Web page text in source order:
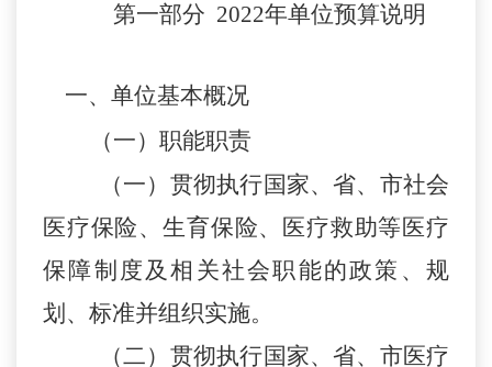
第一部分 2022年单位预算说明
一、单位基本概况
（一）职能职责
（一）贯彻执行国家、省、市社会
医疗保险、生育保险、医疗救助等医疗
保障制度及相关社会职能的政策、规
划、标准并组织实施。
（二）贯彻执行国家、省、市医疗